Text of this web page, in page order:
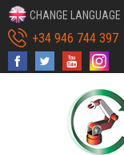
CHANGE LANGUAGE
+34 946 744 397